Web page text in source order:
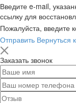
Введите e-mail,
ссылку для
Пожалуйста, введите
Отправить Вернуться
Заказать звонок